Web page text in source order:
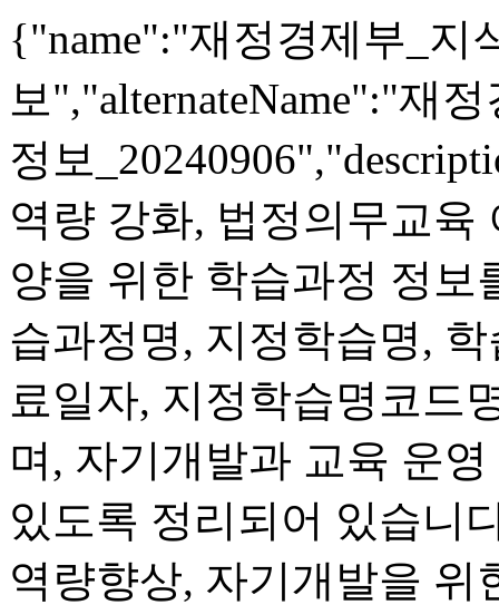
{"name":"재정경제부_지
보","alternateName":"재
정보
역량 강화, 법정의무교육
양을 위한 학습과정 정보
습과정명, 지정학습명,
료일자, 지정학습명코드
며, 자기개발과 교육 운
있도록 정리되어 있습니
역량향상, 자기개발을 위